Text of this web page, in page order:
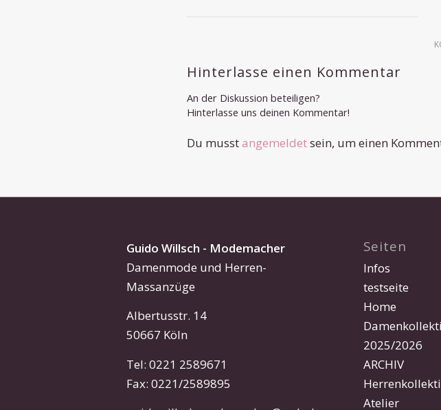
Hinterlasse einen Kommentar
An der Diskussion beteiligen?
Hinterlasse uns deinen Kommentar!
Du musstangemeldetsein, um einen
Guido Willsch - Modemacher
Damenmode und Herren-
Massanzüge
Albertusstr. 14
50667 Köln
Tel: 0221 2589671
Fax: 0221/2589895
Seiten
Infos
testseite
Home
2025/2026
ARCHIV
Atelier